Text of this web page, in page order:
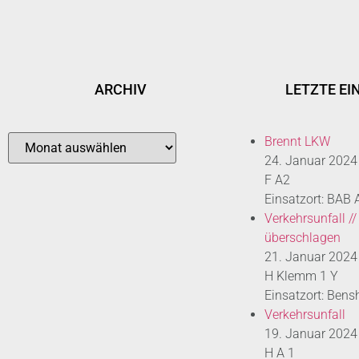
ARCHIV LETZTE
Brennt LKW
24. Januar 2024
F A2
Einsatzort: BAB
Verkehrsunfall
überschlagen
21. Januar 2024
H Klemm 1 Y
Einsatzort:
Verkehrsunfall
19. Januar 2024
H A 1